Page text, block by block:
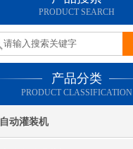
PRODUCT SEARCH
产品分类
PRODUCT CLASSIFICATION
自动灌装机